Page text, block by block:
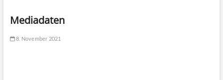
Mediadaten
8. November 2021